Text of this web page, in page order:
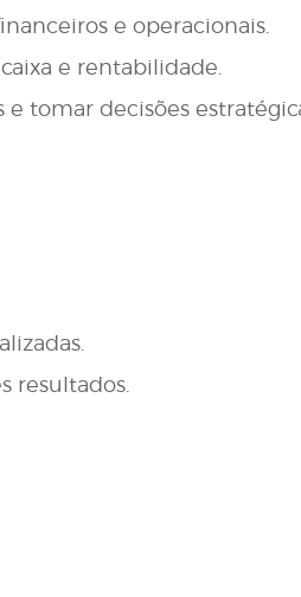
e operacionais.
e rentabilidade.
tomar decisões
resultados.